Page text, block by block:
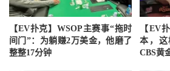
【EV扑克】WSOP主赛事“拖时
间门”：为躺赚2万美金，他磨了
整整17分钟
【EV
本，这
CBS黄